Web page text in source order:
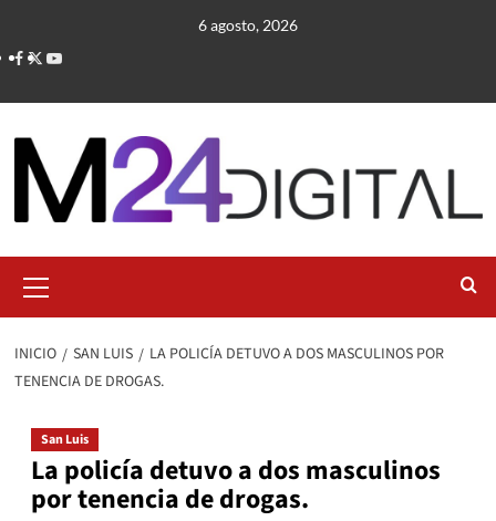
contenido
6 agosto, 2026
primario
INICIO SAN LUIS
LA POLICÍA DETUVO A DOS MASCULINOS POR
TENENCIA DE DROGAS.
San Luis
La policía detuvo a dos masculinos
por tenencia de drogas.